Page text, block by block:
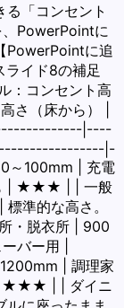
「コンセント
PowerPointに
PowerPointに追
ライド8の補足
：コンセント高
さ（床から） |
|----
|-
～100mm | 充電
も | ★★★ | | 一般
準的な高さ。
・脱衣所 | 900
バー用 |
| 調理家
| ★★★ | | ダイニ